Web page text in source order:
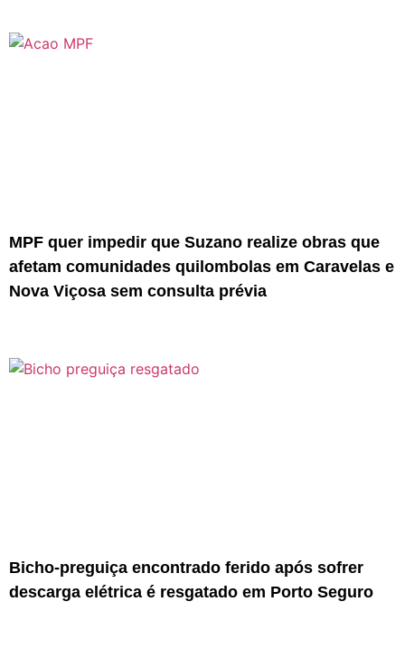
MPF quer impedir que Suzano realize obras que
afetam comunidades quilombolas em Caravelas e
Nova Viçosa sem consulta prévia
Bicho-preguiça encontrado ferido após sofrer
descarga elétrica é resgatado em Porto Seguro